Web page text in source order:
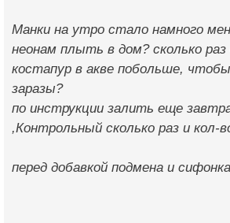
Манки на утро стало намного
неонам плыть в дом? сколько
костапур в акве побольше,
заразы?
по инструкции залить еще
,Контрольный сколько раз и кол-
перед добавкой подмена и